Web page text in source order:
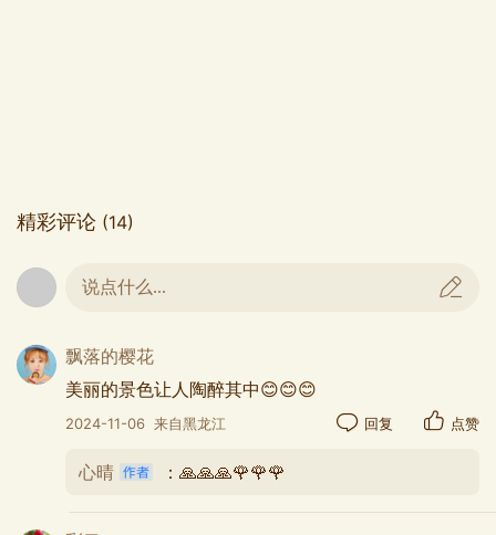
精彩评论 (14)
说点什么...
飘落的樱花
美丽的景色让人陶醉其中😊😊😊
2024-11-06 来自黑龙江 回复 点赞
心晴 ：🙏🙏🙏🌹🌹🌹